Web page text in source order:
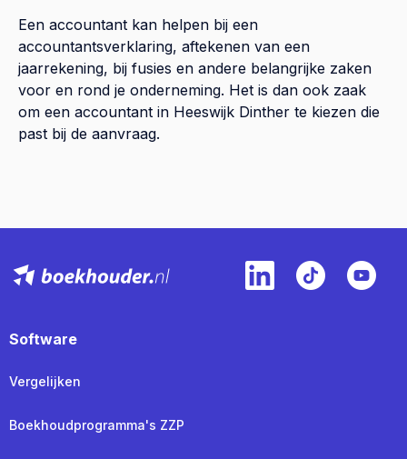
Een accountant kan helpen bij een
accountantsverklaring, aftekenen van een
jaarrekening, bij fusies en andere belangrijke zaken
voor en rond je onderneming. Het is dan ook zaak
om een accountant in Heeswijk Dinther te kiezen die
past bij de aanvraag.
Software
Vergelijken
Boekhoudprogramma's ZZP